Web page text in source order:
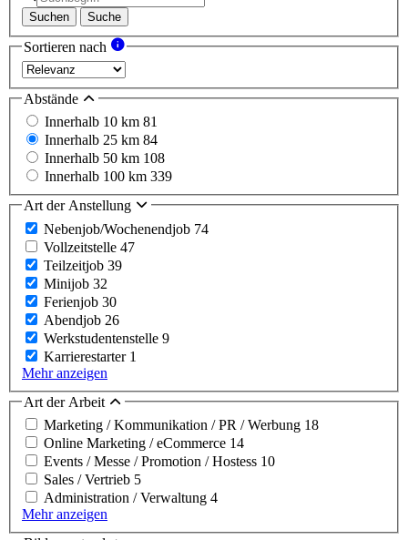
Suchen Suche
Sortieren nach
Abstände
Innerhalb 10 km 81
Innerhalb 25 km 84
Innerhalb 50 km 108
Innerhalb 100 km 339
Art der Anstellung
Nebenjob/Wochenendjob 74
Vollzeitstelle 47
Teilzeitjob 39
Minijob 32
Ferienjob 30
Abendjob 26
Werkstudentenstelle 9
Karrierestarter 1
Mehr anzeigen
Art der Arbeit
Marketing / Kommunikation / PR / Werbung 18
Online Marketing / eCommerce 14
Events / Messe / Promotion / Hostess 10
Sales / Vertrieb 5
Administration / Verwaltung 4
Mehr anzeigen